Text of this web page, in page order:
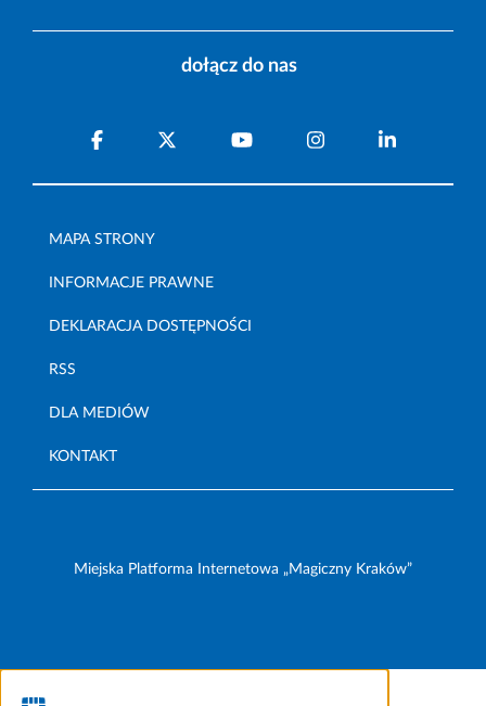
dołącz do nas
MAPA STRONY
INFORMACJE PRAWNE
DEKLARACJA DOSTĘPNOŚCI
RSS
DLA MEDIÓW
KONTAKT
Miejska Platforma Internetowa „Magiczny Kraków”